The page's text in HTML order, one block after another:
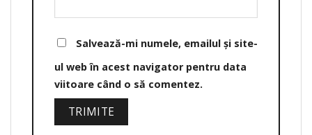
Salvează-mi numele, emailul și site-
ul web în acest navigator pentru data
viitoare când o să comentez.